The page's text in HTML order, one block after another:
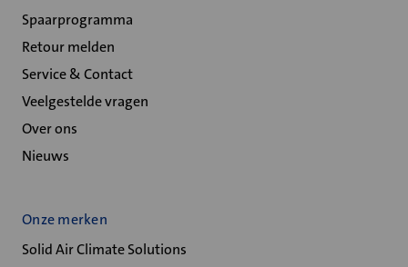
Spaarprogramma
Retour melden
Service & Contact
Veelgestelde vragen
Over ons
Nieuws
Onze merken
Solid Air Climate Solutions